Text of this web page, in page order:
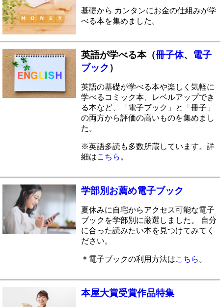
基礎から カンタンにお金の仕組みが学
べる本を集めました。
英語が学べる本（冊子体、 電子
ブック ）
英語の基礎が学べる本や楽しく気軽に
学べるコミック本、レベルアップでき
る本など、「電子ブック」と「冊子」
の両方から評価の高いものを集めまし
た。
※英語多読も多数所蔵しています。詳
細はこちら 。
学部別お薦め電子ブック
夏休みに自宅からアクセス可能な電子
ブックを学部別に厳選しました。 自分
に合った読みたい本を見つけてみてく
ださい。
＊電子ブックの利用方法はこちら 。
本屋大賞受賞作品特集